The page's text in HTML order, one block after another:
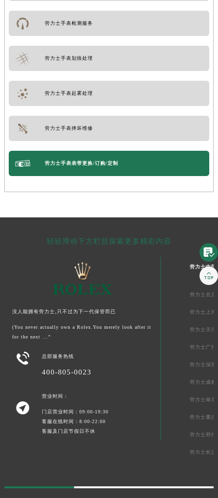
劳力士手表检测服务
劳力士手表划痕处理
劳力士手表起雾处理
劳力士手表摔坏维修
劳力士手表表带更换/订购/定制
轻轻滑动下方栏目探索更多精彩内容
没人能拥有劳力士,只不过为下一代保管而已
(You never actually own a Rolex.You merely look after it
for the next ...”
 总部服务热线
400-805-0023

营业时间：
门店营业时间：09:00-19:30
客服在线时间：8:00-22:00
客服及门店节假日不休
劳力士中国
劳力士北京
劳力士上海
劳力士天津
劳力士广州
劳力士深圳
劳力士成都
劳力士南京
劳力士重庆
劳力士郑州
劳力士长沙

